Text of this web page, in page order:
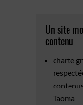
Un site
contenu
charte
Taoma